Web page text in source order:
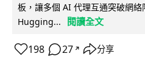
板，讓多個 AI 代理互通突破網
Hugging...
閱讀全文
198 27 ↗ 分享